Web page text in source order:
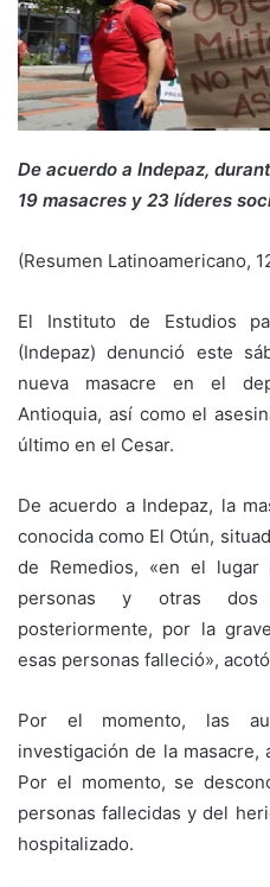
De acuerdo a Indepaz,
19 masacres y 23 líderes
(Resumen Latinoamericano,
El Instituto de Estudios
(Indepaz) denunció este
nueva masacre en el
Antioquia, así como el
último en el Cesar.
De acuerdo a Indepaz, la
conocida como El Otún,
de Remedios, «en el lugar
personas y otras dos
posteriormente, por la
esas personas falleció»,
Por el momento, las
investigación de la masacre,
Por el momento, se
personas fallecidas y del
hospitalizado.